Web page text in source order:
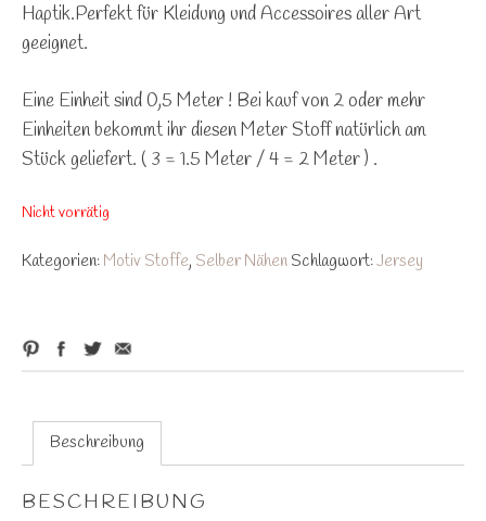
Haptik.Perfekt für Kleidung und Accessoires aller Art
geeignet.
Eine Einheit sind 0,5 Meter ! Bei kauf von 2 oder mehr
Einheiten bekommt ihr diesen Meter Stoff natürlich am
Stück geliefert. ( 3 = 1.5 Meter / 4 = 2 Meter ) .
Nicht vorrätig
Kategorien: Motiv Stoffe, Selber Nähen Schlagwort:Jersey
Beschreibung
BESCHREIBUNG